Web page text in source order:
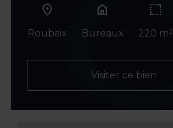
Roubaix
home
Bureaux 220 m²
Visiter ce bien